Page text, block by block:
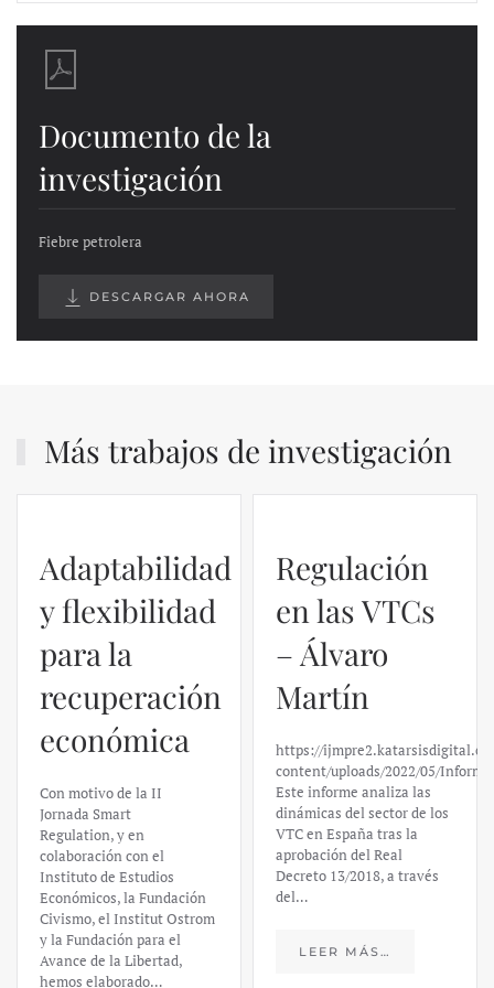
Documento de la
investigación
Fiebre petrolera
DESCARGAR AHORA
Más trabajos de investigación
Adaptabilidad
y flexibilidad
para la
recuperación
económica
Con motivo de la II
Jornada Smart
Regulation, y en
colaboración con el
Instituto de Estudios
Económicos, la Fundación
Civismo, el Institut Ostrom
y la Fundación para el
Avance de la Libertad,
hemos elaborado…
Regulación
en las VTCs
– Álvaro
Martín
https://
content/uploads/2022/05/
Este informe analiza las
dinámicas del sector de los
VTC en España tras la
aprobación del Real
Decreto 13/2018, a través
del…
LEER MÁS…